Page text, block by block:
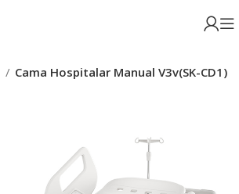
Cama Hospitalar Manual V3v(SK-CD1)